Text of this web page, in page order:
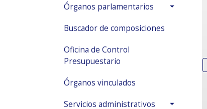
Órganos parlamentarios
Buscador de composiciones
Oficina de Control
Presupuestario
Órganos vinculados
Servicios administrativos